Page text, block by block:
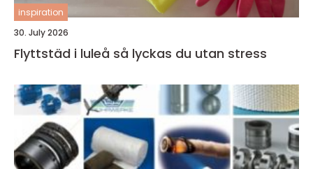
inspiration
30. July 2026
Flyttstäd i luleå så lyckas du utan stress